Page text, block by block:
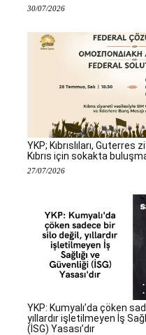
30/07/2026
YKP; Kıbrıslıları, Guterres
Kıbrıs için sokakta
27/07/2026
YKP: Kumyalı’da çöken
yıllardır işletilmeyen İş
(İSG) Yasası’dır